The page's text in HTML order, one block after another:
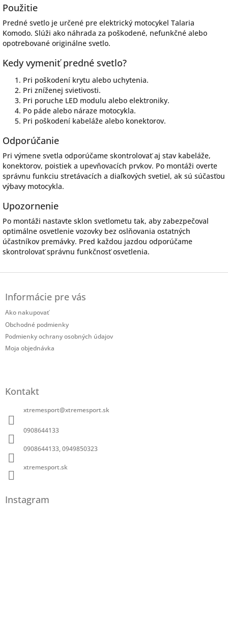
Použitie
Predné svetlo je určené pre elektrický motocykel Talaria
Komodo. Slúži ako náhrada za poškodené, nefunkčné alebo
opotrebované originálne svetlo.
Kedy vymeniť predné svetlo?
Pri poškodení krytu alebo uchytenia.
Pri zníženej svietivosti.
Pri poruche LED modulu alebo elektroniky.
Po páde alebo náraze motocykla.
Pri poškodení kabeláže alebo konektorov.
Odporúčanie
Pri výmene svetla odporúčame skontrolovať aj stav kabeláže,
konektorov, poistiek a upevňovacích prvkov. Po montáži overte
správnu funkciu stretávacích a diaľkových svetiel, ak sú súčasťou
výbavy motocykla.
Upozornenie
Po montáži nastavte sklon svetlometu tak, aby zabezpečoval
optimálne osvetlenie vozovky bez oslňovania ostatných
účastníkov premávky. Pred každou jazdou odporúčame
skontrolovať správnu funkčnosť osvetlenia.
Informácie pre vás
Ako nakupovať
Obchodné podmienky
Podmienky ochrany osobných údajov
Moja objednávka
Kontakt
xtremesport@xtremesport.sk
0908644133
0908644133, 0949850323
xtremesport.sk
Instagram